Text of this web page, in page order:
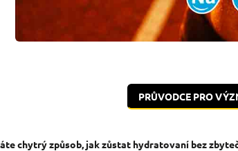
PRŮVODCE PRO
chytrý způsob, jak zůstat hydratovaní bez